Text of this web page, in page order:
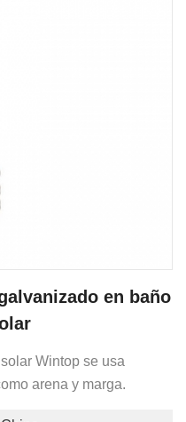
en baño
Wintop se usa
arena y marga.